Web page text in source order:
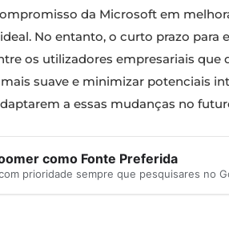
da Microsoft em
No entanto, o curto prazo para
os utilizadores empresariais que
suave e minimizar potenciais
a essas mudanças no
como Fonte Preferida
prioridade sempre que pesquisares no